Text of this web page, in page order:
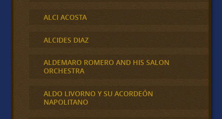
ALCI ACOSTA
ALCIDES DIAZ
ALDEMARO ROMERO AND HIS SALON
ORCHESTRA
ALDO LIVORNO Y SU ACORDEÓN
NAPOLITANO